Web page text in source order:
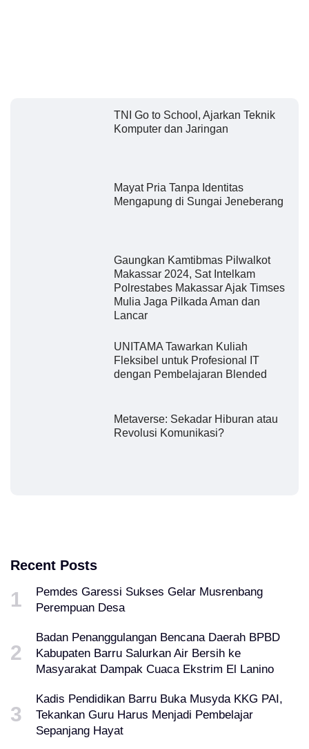
TNI Go to School, Ajarkan Teknik
Komputer dan Jaringan
Mayat Pria Tanpa Identitas
Mengapung di Sungai Jeneberang
Gaungkan Kamtibmas Pilwalkot
Makassar 2024, Sat Intelkam
Polrestabes Makassar Ajak Timses
Mulia Jaga Pilkada Aman dan
Lancar
UNITAMA Tawarkan Kuliah
Fleksibel untuk Profesional IT
dengan Pembelajaran Blended
Metaverse: Sekadar Hiburan atau
Revolusi Komunikasi?
Recent Posts
Pemdes Garessi Sukses Gelar Musrenbang
Perempuan Desa
Badan Penanggulangan Bencana Daerah BPBD
Kabupaten Barru Salurkan Air Bersih ke
Masyarakat Dampak Cuaca Ekstrim El Lanino
Kadis Pendidikan Barru Buka Musyda KKG PAI,
Tekankan Guru Harus Menjadi Pembelajar
Sepanjang Hayat